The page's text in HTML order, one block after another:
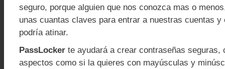
seguro, porque alguien que nos conozca mas o
unas cuantas claves para entrar a nuestras cuentas y
podría atinar.
PassLocker te ayudará a crear contraseñas seguras,
aspectos como si la quieres con mayúsculas y